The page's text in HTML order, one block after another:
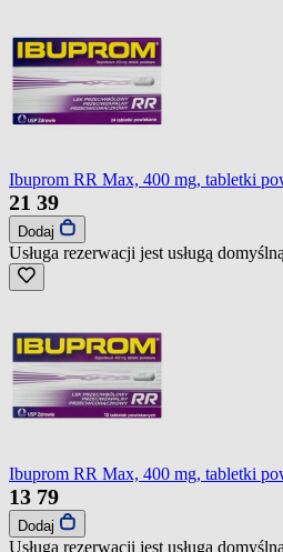
Ibuprom RR Max, 400 mg, tabletki
21 39
Dodaj
Usługa rezerwacji jest usługą domyślną
Ibuprom RR Max, 400 mg, tabletki
13 79
Dodaj
Usługa rezerwacji jest usługą domyślną